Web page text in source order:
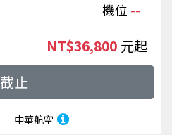
機位 --
中華航空
NT$36,800 起
截止